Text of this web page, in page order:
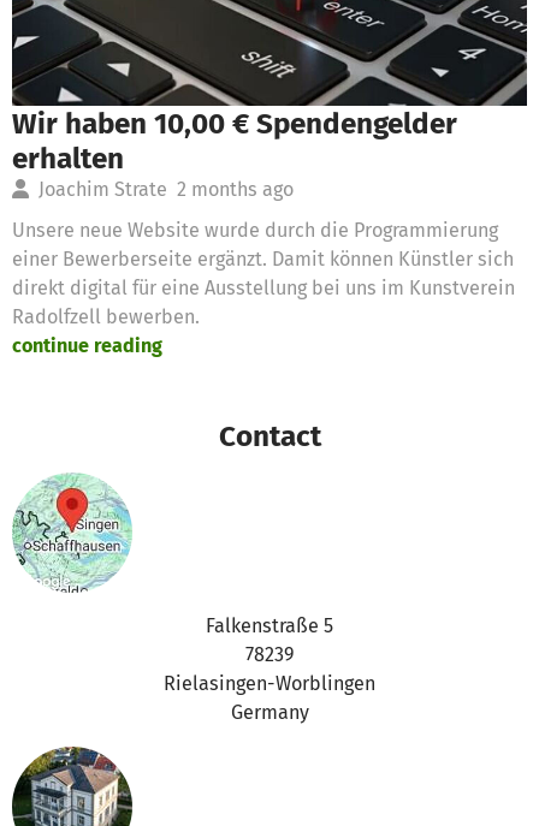
Wir haben 10,00 € Spendengelder
erhalten
Joachim Strate 2 months ago
Unsere neue Website wurde durch die Programmierung
einer Bewerberseite ergänzt. Damit können Künstler sich
direkt digital für eine Ausstellung bei uns im Kunstverein
Radolfzell bewerben.
continue reading
Contact
Falkenstraße 5
78239
Rielasingen-Worblingen
Germany